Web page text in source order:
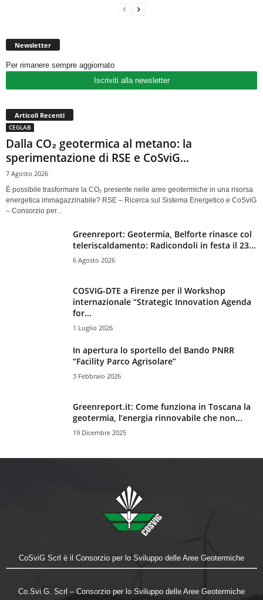
Newsletter
Per rimanere sempre aggiornato
Iscriviti alla newsletter
Articoli Recenti
CEGLAB
Dalla CO₂ geotermica al metano: la
sperimentazione di RSE e CoSviG...
7 Agosto 2026
È possibile trasformare la CO₂ presente nelle aree geotermiche in una risorsa
energetica immagazzinabile? RSE – Ricerca sul Sistema Energetico e CoSviG
– Consorzio per...
Greenreport: Geotermia, Belforte rinasce col
teleriscaldamento: Radicondoli in festa il 23...
6 Agosto 2026
COSVIG-DTE a Firenze per il Workshop
internazionale “Strategic Innovation Agenda
for...
1 Luglio 2026
In apertura lo sportello del Bando PNRR
“Facility Parco Agrisolare”
3 Febbraio 2026
Greenreport.it: Come funziona in Toscana la
geotermia, l’energia rinnovabile che non...
19 Dicembre 2025
CoSviG Scrl è il Consorzio per lo Sviluppo delle Aree Geotermiche
Co.Svi.G. Scrl – Consorzio per lo Sviluppo delle Aree Geotermiche